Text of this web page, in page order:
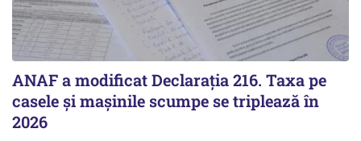
ANAF a modificat Declarația 216. Taxa pe
casele și mașinile scumpe se triplează în
2026